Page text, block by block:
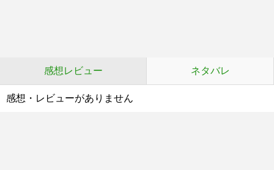
感想レビュー ネタバレ
感想・レビューがありません